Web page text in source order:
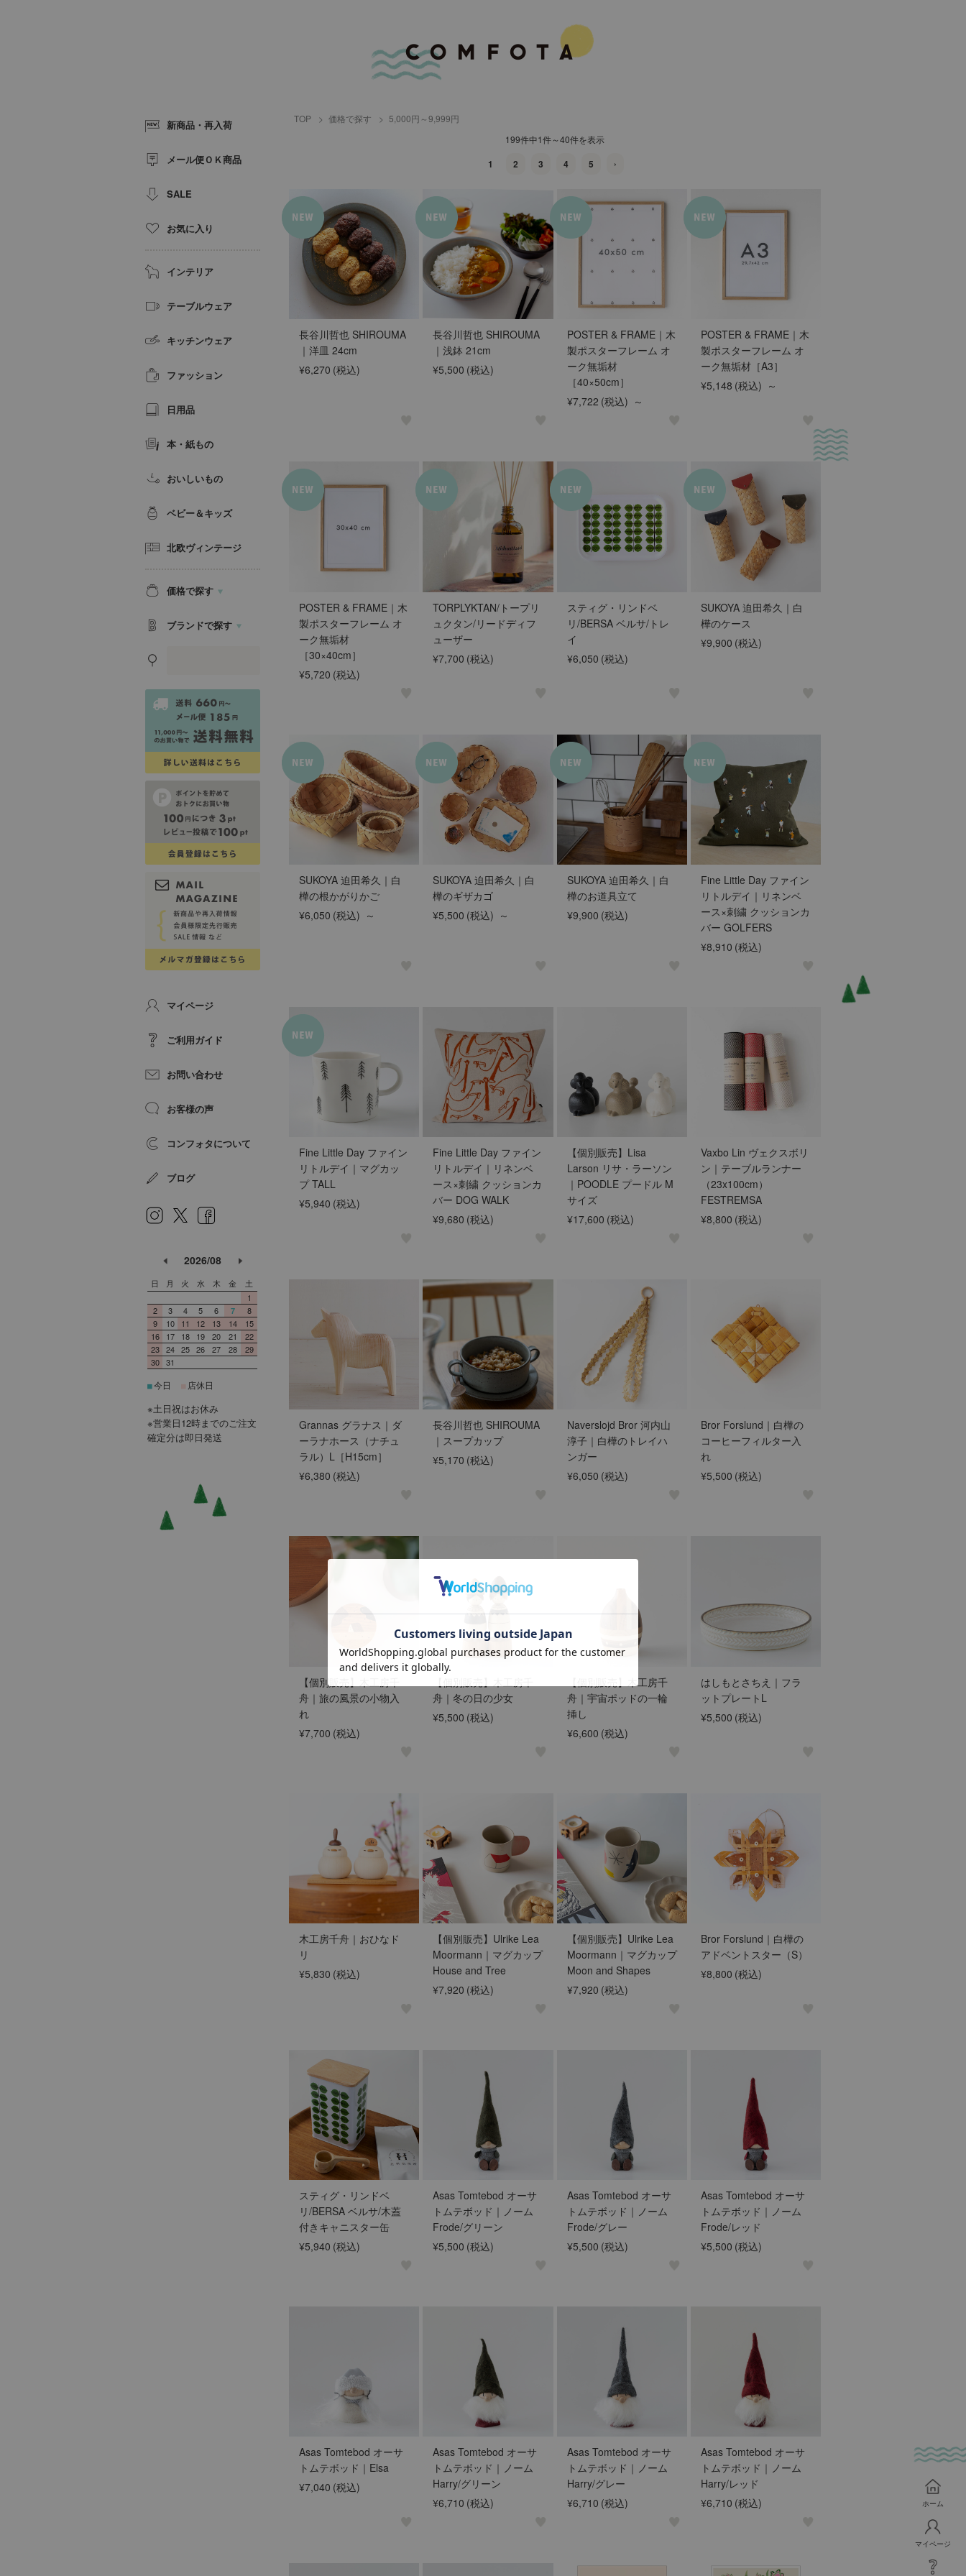
ホーム
マイページ
TOP 価格で探す
5,000円～9,999円
199件中1件～40件を表示
1 2 3 4 5
長谷川哲也 SHIROUMA
｜洋皿 24cm
¥6,270 (税込)
長谷川哲也 SHIROUMA
｜浅鉢 21cm
¥5,500 (税込)
POSTER & FRAME｜木
製ポスターフレーム オ
ーク無垢材
［40×50cm］
¥7,722 (税込) ～
POSTER & FRAME｜木
製ポスターフレーム オ
ーク無垢材［A3］
¥5,148 (税込) ～
POSTER & FRAME｜木
製ポスターフレーム オ
ーク無垢材
［30×40cm］
¥5,720 (税込)
TORPLYKTAN/トープリ
ュクタン/リードディフ
ューザー
¥7,700 (税込)
スティグ・リンドベ
リ/BERSA ベルサ/トレ
イ
¥6,050 (税込)
SUKOYA 迫田希久｜白
樺のケース
¥9,900 (税込)
SUKOYA 迫田希久｜白
樺の根かがりかご
¥6,050 (税込) ～
SUKOYA 迫田希久｜白
樺のギザカゴ
¥5,500 (税込) ～
SUKOYA 迫田希久｜白
樺のお道具立て
¥9,900 (税込)
Fine Little Day ファイン
リトルデイ｜リネンベ
ース×刺繍 クッションカ
バー GOLFERS
¥8,910 (税込)
Fine Little Day ファイン
リトルデイ｜マグカッ
プ TALL
¥5,940 (税込)
Fine Little Day ファイン
リトルデイ｜リネンベ
ース×刺繍 クッションカ
バー DOG WALK
¥9,680 (税込)
【個別販売】Lisa
Larson リサ・ラーソン
｜POODLE プードル M
サイズ
¥17,600 (税込)
Vaxbo Lin ヴェクスボリ
ン｜テーブルランナー
（23x100cm）
FESTREMSA
¥8,800 (税込)
Grannas グラナス｜ダ
ーラナホース（ナチュ
ラル）L［H15cm］
¥6,380 (税込)
長谷川哲也 SHIROUMA
｜スープカップ
¥5,170 (税込)
Naverslojd Bror 河内山
淳子｜白樺のトレイハ
ンガー
¥6,050 (税込)
Bror Forslund｜白樺の
コーヒーフィルター入
れ
¥5,500 (税込)
【個別販売】木工房千
舟｜旅の風景の小物入
れ
¥7,700 (税込)
舟｜冬の日の少女
¥5,500 (税込)
【個別販売】木工房千
舟｜宇宙ポッドの一輪
挿し
¥6,600 (税込)
はしもとさちえ｜フラ
ットプレートL
¥5,500 (税込)
木工房千舟｜おひなド
リ
¥5,830 (税込)
【個別販売】Ulrike Lea
Moormann｜マグカップ
House and Tree
¥7,920 (税込)
【個別販売】Ulrike Lea
Moormann｜マグカップ
Moon and Shapes
¥7,920 (税込)
Bror Forslund｜白樺の
アドベントスター（S）
¥8,800 (税込)
スティグ・リンドベ
リ/BERSA ベルサ/木蓋
付きキャニスター缶
¥5,940 (税込)
Asas Tomtebod オーサ
トムテボッド｜ノーム
Frode/グリーン
¥5,500 (税込)
Asas Tomtebod オーサ
トムテボッド｜ノーム
Frode/グレー
¥5,500 (税込)
Asas Tomtebod オーサ
トムテボッド｜ノーム
Frode/レッド
¥5,500 (税込)
Asas Tomtebod オーサ
トムテボッド｜Elsa
¥7,040 (税込)
Asas Tomtebod オーサ
トムテボッド｜ノーム
Harry/グリーン
¥6,710 (税込)
Asas Tomtebod オーサ
トムテボッド｜ノーム
Harry/グレー
¥6,710 (税込)
Asas Tomtebod オーサ
トムテボッド｜ノーム
Harry/レッド
¥6,710 (税込)
新商品・再入荷
メール便ＯＫ商品
SALE
お気に入り
インテリア
テーブルウェア
キッチンウェア
ファッション
日用品
本・紙もの
おいしいもの
ベビー＆キッズ
北欧ヴィンテージ
価格で探す
ブランドで探す
マイページ
ご利用ガイド
お問い合わせ
お客様の声
コンフォタについて
ブログ
2026/08
日 月 火 水 木 金
土
1
2
3 4 5 6 7
8
9
10 11 12 13 14
15
16
17 18 19 20 21
22
23 24 25 26 27 28
29
30 31
■今日 店休日
※土日祝はお休み
※営業日12時までのご注文
確定分は即日発送